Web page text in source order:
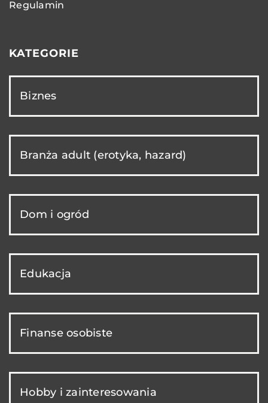
Regulamin
KATEGORIE
Biznes
Branża adult (erotyka, hazard)
Dom i ogród
Edukacja
Finanse osobiste
Hobby i zainteresowania